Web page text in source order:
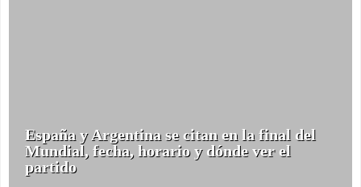
España y Argentina se citan en la final del
Mundial, fecha, horario y dónde ver el
partido